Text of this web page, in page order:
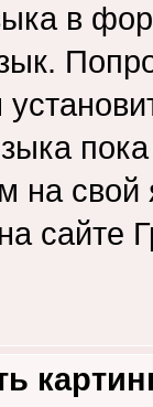
в
на
сайте